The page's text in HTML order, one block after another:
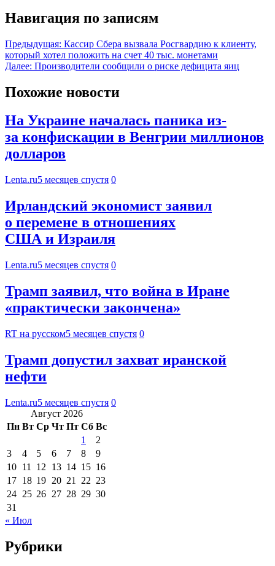
Навигация по записям
Предыдущая: Кассир Сбера вызвала Росгвардию к клиенту,
который хотел положить на счет 40 тыс. монетами
Далее: Производители сообщили о риске дефицита яиц
Похожие новости
На Украине началась паника из-
за конфискации в Венгрии миллионов
долларов
Lenta.ru5 месяцев спустя 0
Ирландский экономист заявил
о перемене в отношениях
США и Израиля
Lenta.ru5 месяцев спустя 0
Трамп заявил, что война в Иране
«практически закончена»
RT на русском5 месяцев спустя 0
Трамп допустил захват иранской
нефти
Lenta.ru5 месяцев спустя 0
Август 2026
Пн Вт Ср Чт Пт Сб Вс
1
2
3
4 5 6 7 8
9
10 11 12 13 14 15 16
17 18 19 20 21 22 23
24 25 26 27 28 29 30
31
« Июл
Рубрики